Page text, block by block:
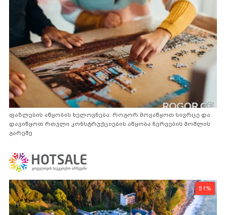
ფაზლების აწყობის ხელოვნება: როგორ მოვაწყოთ სივრცე და
დავიწყოთ რთული კონსტრუქციების აწყობა ნერვების მოშლის
გარეშე
51%